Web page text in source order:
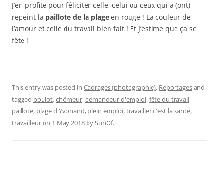
J’en profite pour féliciter celle, celui ou ceux qui a (ont)
repeint la paillote de la plage en rouge ! La couleur de
l’amour et celle du travail bien fait ! Et J’estime que ça se
fête !
This entry was posted in Cadrages (photographie), Reportagesand
tagged boulot,chômeur,demandeur d'emploi,fête du travail,
paillote, plage d'Yvonand, plein emploi,travailler c'est la santé,
travailleuron 1 May 2018 bySunOf.